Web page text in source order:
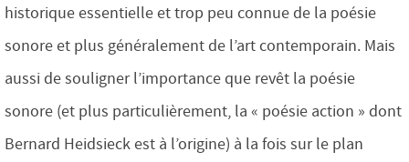
historique essentielle et trop peu connue de la poésie
sonore et plus généralement de l’art contemporain. Mais
aussi de souligner l’importance que revêt la poésie
sonore (et plus particulièrement, la « poésie action » dont
Bernard Heidsieck est à l’origine) à la fois sur le plan